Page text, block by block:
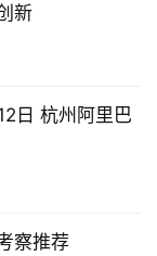
新
日 杭州阿里巴
察推荐